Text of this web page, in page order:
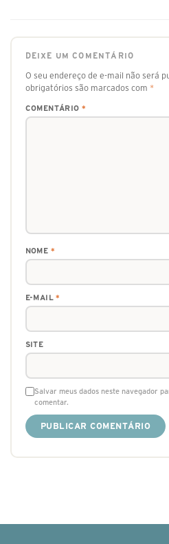
DEIXE UM COMENTÁRIO
O seu endereço de e-mail não será
obrigatórios são marcados com *
COMENTÁRIO *
NOME *
E-MAIL*
SITE
Salvar meus dados neste navegador
comentar.